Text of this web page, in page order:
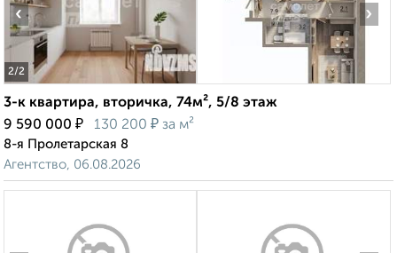
2/2
‹ ›
3-к квартира, вторичка, 74м², 5/8 этаж
9 590 000 ₽ 130 200 ₽ за м²
8-я Пролетарская 8
Агентство, 06.08.2026